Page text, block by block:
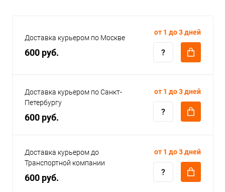
Доставка курьером по Москве
600 руб.
от 1 до 3 дней
Доставка курьером по Санкт-
Петербургу
600 руб.
от 1 до 3 дней
Доставка курьером до
Транспортной компании
600 руб.
от 1 до 3 дней